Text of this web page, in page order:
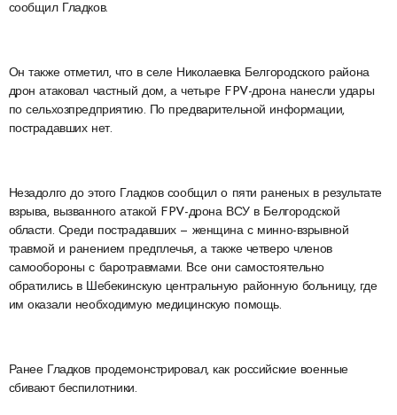
сообщил Гладков.
Он также отметил, что в селе Николаевка Белгородского района
дрон атаковал частный дом, а четыре FPV-дрона нанесли удары
по сельхозпредприятию. По предварительной информации,
пострадавших нет.
Незадолго до этого Гладков сообщил о пяти раненых в результате
взрыва, вызванного атакой FPV-дрона ВСУ в Белгородской
области. Среди пострадавших — женщина с минно-взрывной
травмой и ранением предплечья, а также четверо членов
самообороны с баротравмами. Все они самостоятельно
обратились в Шебекинскую центральную районную больницу, где
им оказали необходимую медицинскую помощь.
Ранее Гладков продемонстрировал, как российские военные
сбивают беспилотники.